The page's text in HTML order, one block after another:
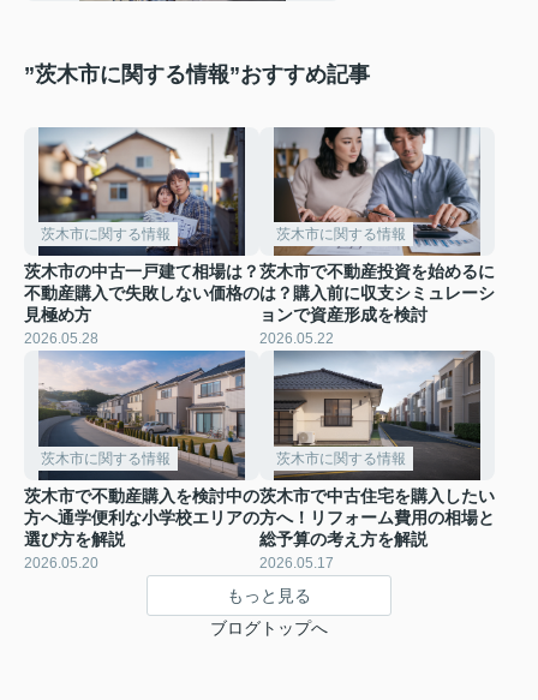
”茨木市に関する情報”おすすめ記事
茨木市に関する情報
茨木市の中古一戸建て相場は？
不動産購入で失敗しない価格の
見極め方
2026.05.28
茨木市に関する情報
茨木市で不動産投資を始めるに
は？購入前に収支シミュレーシ
ョンで資産形成を検討
2026.05.22
茨木市に関する情報
茨木市で不動産購入を検討中の
方へ通学便利な小学校エリアの
選び方を解説
2026.05.20
茨木市に関する情報
茨木市で中古住宅を購入したい
方へ！リフォーム費用の相場と
総予算の考え方を解説
2026.05.17
もっと見る
ブログトップへ